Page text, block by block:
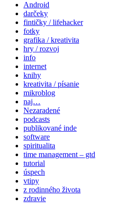
Android
darčeky
fintičky / lifehacker
fotky
grafika / kreativita
hry / rozvoj
info
internet
knihy
kreativita / písanie
mikroblog
naj…
Nezaradené
podcasts
publikované inde
software
spiritualita
time management – gtd
tutorial
úspech
vtipy
z rodinného života
zdravie